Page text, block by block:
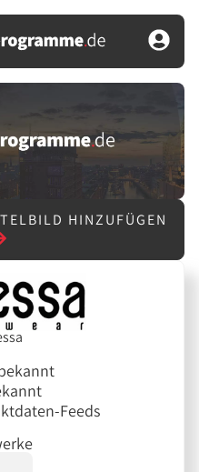
HINZUFÜGEN
Feeds